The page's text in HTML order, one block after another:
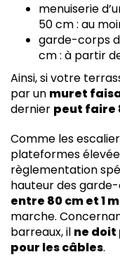
menuiserie
50 cm : au
garde-corps
cm : à partir
Ainsi, si votre
par un muret
dernier peut faire
Comme les
plateformes
règlementation
hauteur des
entre 80 cm et 1
marche.
barreaux, il ne doit
pour les câbles.